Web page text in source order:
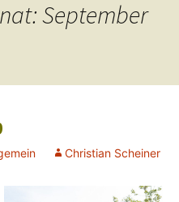
September
Christian Scheiner